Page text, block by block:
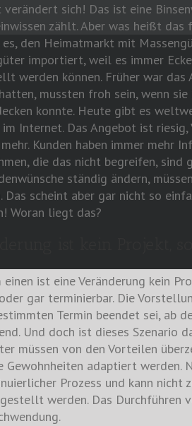
verändert sich! Das ist eine
zählt. Aber was heißt das
den Heimatmarkt mit
importiert, weil es immer
werden können. Früher war das
mussten froh sein, wenn
konnte. Heute gibt es
Internet. Das Angebot ist
mehr. Kunden haben immer mehr
die das nicht begreifen,
ständig ändern,
Das scheint aber gar nicht so
Woran liegt das?
einen ist eine Veränderung kein
gar terminierbar. Die
Termin beendet sei, ab
Und doch ist dieses Szenario
müssen von den Vorteilen
Gewohnheiten adaptiert werden.
Prozess und kann nicht
werden. Das Durchführen